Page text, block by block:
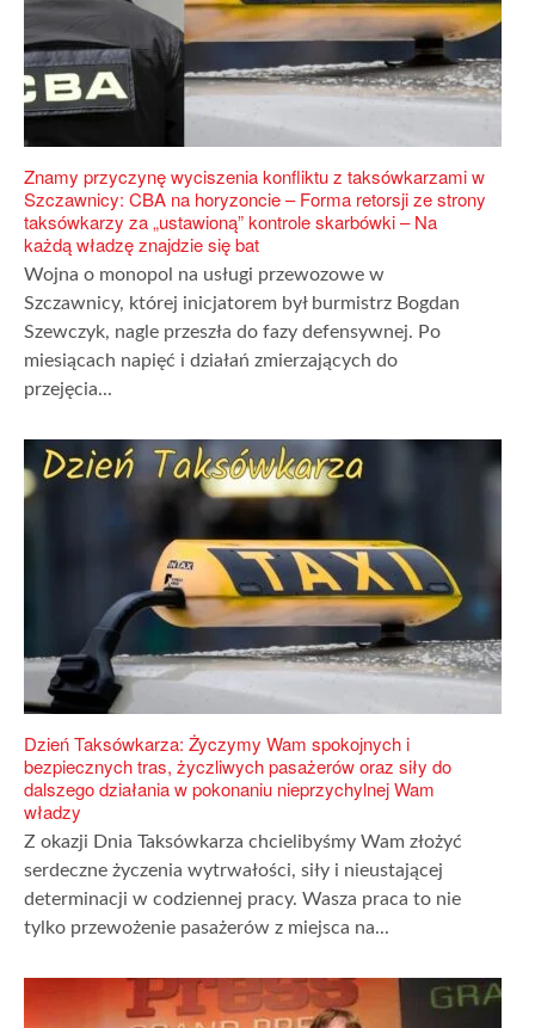
Znamy przyczynę wyciszenia konfliktu z taksówkarzami w
Szczawnicy: CBA na horyzoncie – Forma retorsji ze strony
taksówkarzy za „ustawioną” kontrole skarbówki – Na
każdą władzę znajdzie się bat
Wojna o monopol na usługi przewozowe w
Szczawnicy, której inicjatorem był burmistrz Bogdan
Szewczyk, nagle przeszła do fazy defensywnej. Po
miesiącach napięć i działań zmierzających do
przejęcia...
Dzień Taksówkarza: Życzymy Wam spokojnych i
bezpiecznych tras, życzliwych pasażerów oraz siły do
dalszego działania w pokonaniu nieprzychylnej Wam
władzy
Z okazji Dnia Taksówkarza chcielibyśmy Wam złożyć
serdeczne życzenia wytrwałości, siły i nieustającej
determinacji w codziennej pracy. Wasza praca to nie
tylko przewożenie pasażerów z miejsca na...